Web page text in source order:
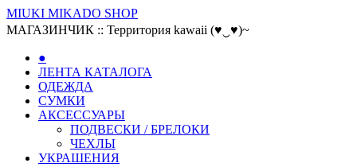
MIUKI MIKADO SHOP
МАГАЗИНЧИК :: Территория kawaii (♥‿♥)~
●
ЛЕНТА КАТАЛОГА
ОДЕЖДА
СУМКИ
АКСЕССУАРЫ
ПОДВЕСКИ / БРЕЛОКИ
ЧЕХЛЫ
УКРАШЕНИЯ